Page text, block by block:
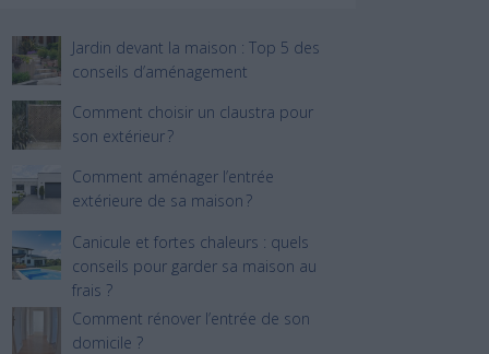
Jardin devant la maison : Top 5 des
conseils d’aménagement
Comment choisir un claustra pour
son extérieur ?
Comment aménager l’entrée
extérieure de sa maison ?
Canicule et fortes chaleurs : quels
conseils pour garder sa maison au
frais ?
Comment rénover l’entrée de son
domicile ?